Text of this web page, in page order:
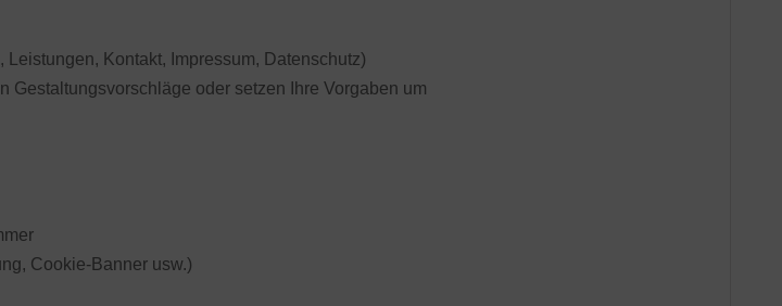
Kontakt, Impressum, Datenschutz)
Gestaltungsvorschläge oder setzen Ihre Vorgaben um
Cookie-Banner usw.)